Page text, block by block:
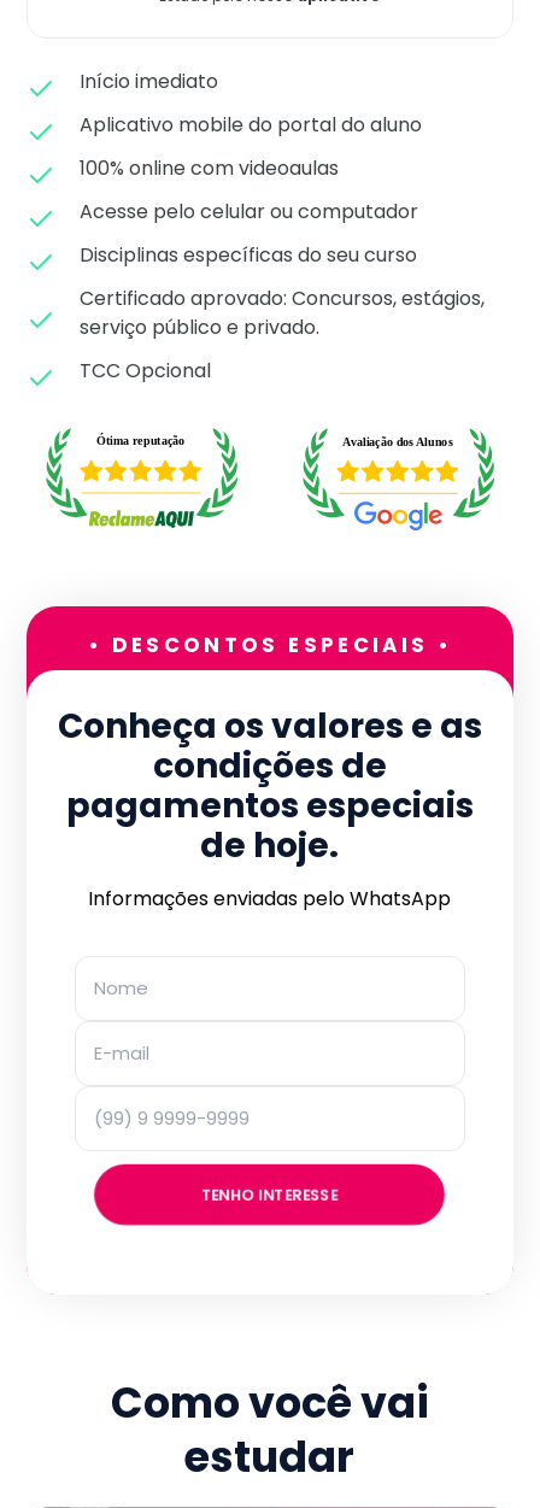
Início imediato
Aplicativo mobile do portal do aluno
100% online com videoaulas
Acesse pelo celular ou computador
Disciplinas específicas do seu curso
Certificado aprovado: Concursos, estágios,
serviço público e privado.
TCC Opcional
• DESCONTOS ESPECIAIS •
Conheça os valores e as
condições de
pagamentos especiais
de hoje.
Informações enviadas pelo WhatsApp
TENHO INTERESSE
Como você vai
estudar